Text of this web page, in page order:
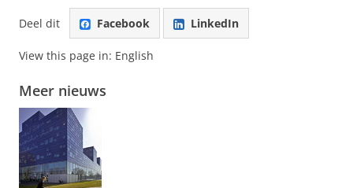
Deel dit Facebook LinkedIn
View this page in: English
Meer nieuws